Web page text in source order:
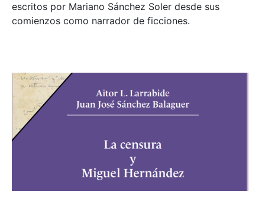
escritos por Mariano Sánchez Soler desde sus
comienzos como narrador de ficciones.